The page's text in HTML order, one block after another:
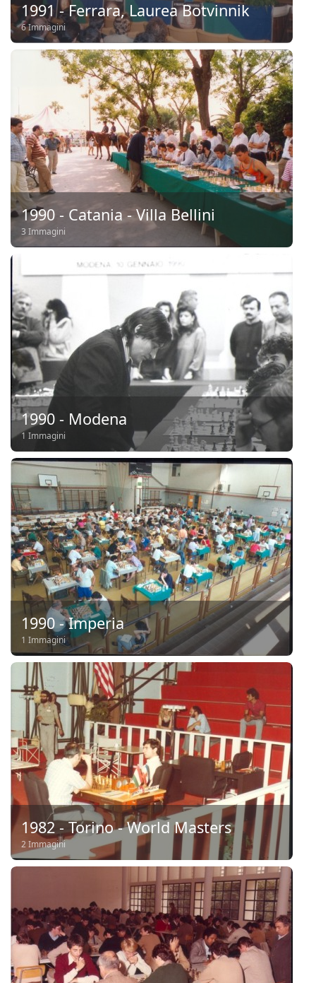
1991 - Ferrara, Laurea Botvinnik
6 Immagini
1990 - Catania - Villa Bellini
3 Immagini
1990 - Modena
1 Immagini
1990 - Imperia
1 Immagini
1982 - Torino - World Masters
2 Immagini